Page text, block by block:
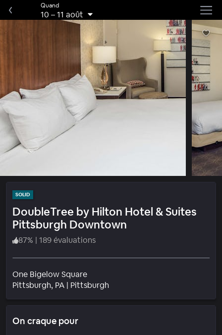
Quand
10 –11 août
SOLID
DoubleTree by Hilton Hotel & Suites
Pittsburgh Downtown
87% | 189 évaluations
One Bigelow Square
Pittsburgh, PA | PittsburghQuartier
On craque pour